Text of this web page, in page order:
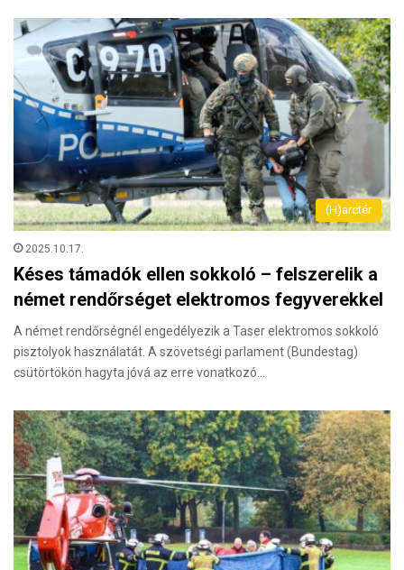
(H)arctér
2025.10.17.
Késes támadók ellen sokkoló – felszerelik a
német rendőrséget elektromos fegyverekkel
A német rendőrségnél engedélyezik a Taser elektromos sokkoló
pisztolyok használatát. A szövetségi parlament (Bundestag)
csütörtökön hagyta jóvá az erre vonatkozó…